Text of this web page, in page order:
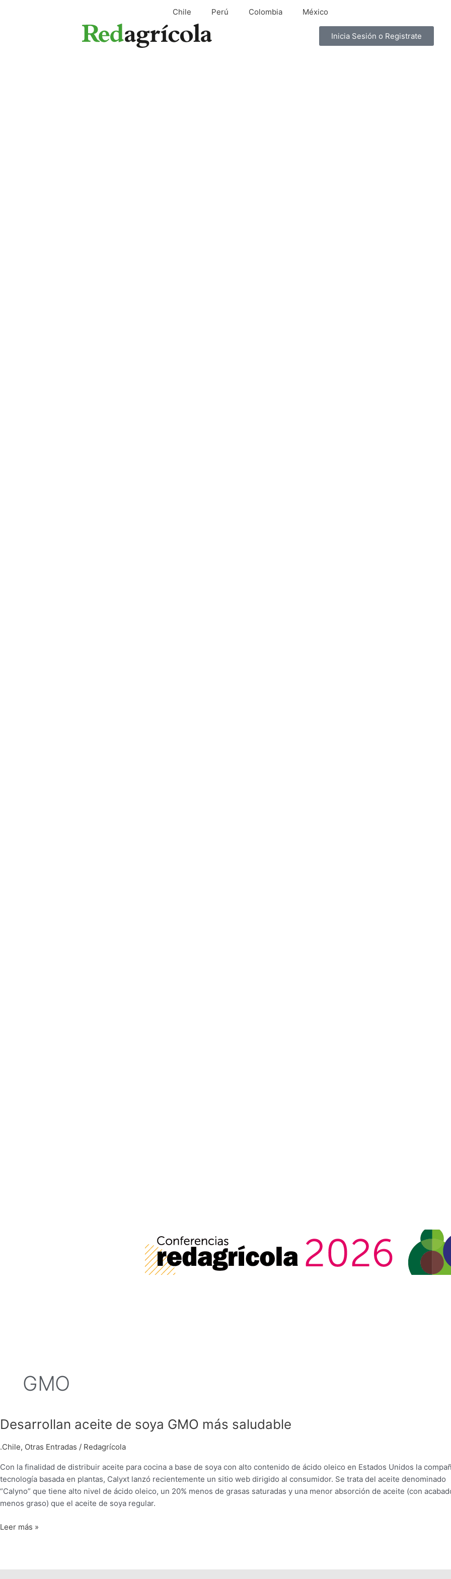
Chile Perú Colombia México
Inicia Sesión o Registrate
GMO
Desarrollan aceite de soya GMO más saludable
.Chile, Otras Entradas / Redagrícola
Con la finalidad de distribuir aceite para cocina a base de soya con alto contenido de ácido oleico en Estados Unidos la
tecnología basada en plantas, Calyxt lanzó recientemente un sitio web dirigido al consumidor. Se trata del aceite denominado
“Calyno” que tiene alto nivel de ácido oleico, un 20% menos de grasas saturadas y una menor absorción de aceite (con
menos graso) que el aceite de soya regular.
Desarrollan
de
GMO
más
saludable
Leer más »